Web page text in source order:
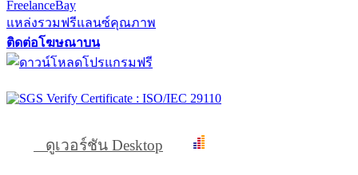
FreelanceBay
แหล่งรวมฟรีแลนซ์คุณภาพ
ติดต่อโฆษณาบน
ดูเวอร์ชัน Desktop